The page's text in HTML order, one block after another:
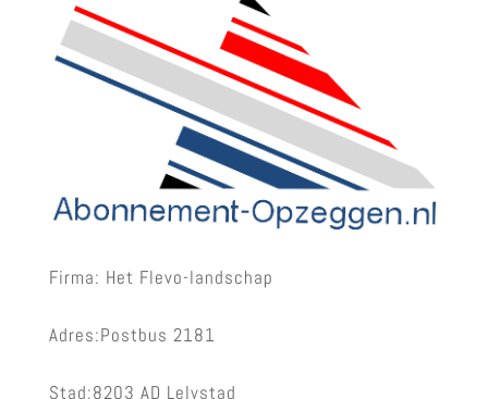
Firma: Het Flevo-landschap
Adres:Postbus 2181
Stad:8203 AD Lelystad